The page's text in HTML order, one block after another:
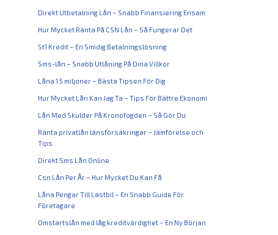
Direkt Utbetalning Lån – Snabb Finansiering Ensam
Hur Mycket Ränta På CSN Lån – Så Fungerar Det
St1 Kredit – En Smidig Betalningslösning
Sms-lån – Snabb Utlåning På Dina Villkor
Låna 1 5 miljoner – Bästa Tipsen För Dig
Hur Mycket Lån Kan Jag Ta – Tips För Bättre Ekonomi
Lån Med Skulder På Kronofogden – Så Gör Du
Ränta privatlån länsförsäkringar – Jämförelse och
Tips
Direkt Sms Lån Online
Csn Lån Per År – Hur Mycket Du Kan Få
Låna Pengar Till Lastbil – En Snabb Guide För
Företagare
Omstartslån med låg kreditvärdighet – En Ny Början